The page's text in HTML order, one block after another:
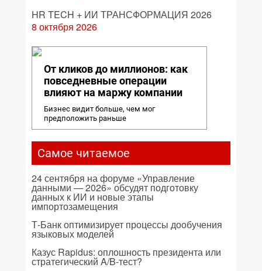
HR TECH + ИИ ТРАНСФОРМАЦИЯ 2026
8 октября 2026
От кликов до миллионов: как
повседневные операции
влияют на маржу компании
Бизнес видит больше, чем мог
предположить раньше
Самое читаемое
24 сентября на форуме «Управление
данными — 2026» обсудят подготовку
данных к ИИ и новые этапы
импортозамещения
Т-Банк оптимизирует процессы дообучения
языковых моделей
Казус Rapidus: оплошность президента или
стратегический A/B-тест?